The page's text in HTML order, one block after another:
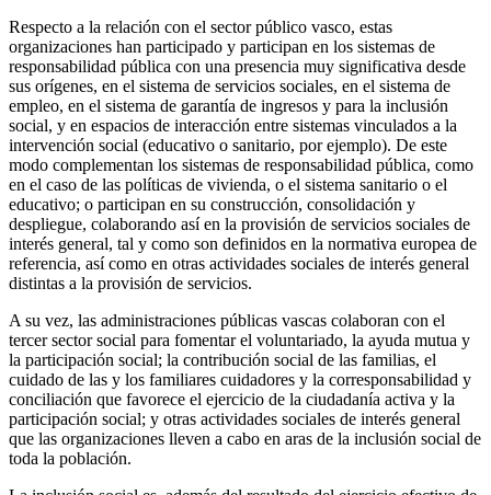
Respecto a la relación con el sector público vasco, estas
organizaciones han participado y participan en los sistemas de
responsabilidad pública con una presencia muy significativa desde
sus orígenes, en el sistema de servicios sociales, en el sistema de
empleo, en el sistema de garantía de ingresos y para la inclusión
social, y en espacios de interacción entre sistemas vinculados a la
intervención social (educativo o sanitario, por ejemplo). De este
modo complementan los sistemas de responsabilidad pública, como
en el caso de las políticas de vivienda, o el sistema sanitario o el
educativo; o participan en su construcción, consolidación y
despliegue, colaborando así en la provisión de servicios sociales de
interés general, tal y como son definidos en la normativa europea de
referencia, así como en otras actividades sociales de interés general
distintas a la provisión de servicios.
A su vez, las administraciones públicas vascas colaboran con el
tercer sector social para fomentar el voluntariado, la ayuda mutua y
la participación social; la contribución social de las familias, el
cuidado de las y los familiares cuidadores y la corresponsabilidad y
conciliación que favorece el ejercicio de la ciudadanía activa y la
participación social; y otras actividades sociales de interés general
que las organizaciones lleven a cabo en aras de la inclusión social de
toda la población.